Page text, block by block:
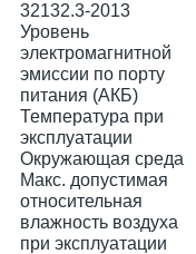
32132.3-2013
Уровень
электромагнитной
эмиссии по порту
питания (АКБ)
Температура при
эксплуатации
Окружающая среда
Макс. допустимая
относительная
влажность воздуха
при эксплуатации